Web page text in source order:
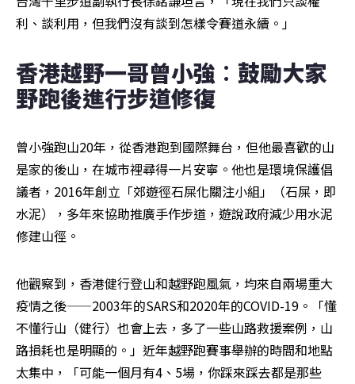
利、談利用，但我們沒有談到怎樣令賽道永續。」
香港越野一哥曾小強︰鼓勵大家
野跑後進行步道修復
曾小強跑山20年，從香港跑到國際舞台，但他最喜歡的山
是家的後山，在城市裡尋得一片安寧。他也是環境保護倡
議者，2016年創立「郊遊徑石屎化關注小組」（石屎，即
水泥），多年來協助推廣手作步道，遊說政府減少用水泥
修建山徑。
他觀察到，香港健行登山和越野跑風氣，均來自兩場重大
疫情之後——2003年的SARS和2020年的COVID-19。「懂
不懂行山（健行）也會上去，多了一些山路救援案例，山
路損耗也是明顯的。」近年越野跑賽事舉辦的時間和地點
太集中，「可能一個月有4、5場，你踩來踩去都是那些